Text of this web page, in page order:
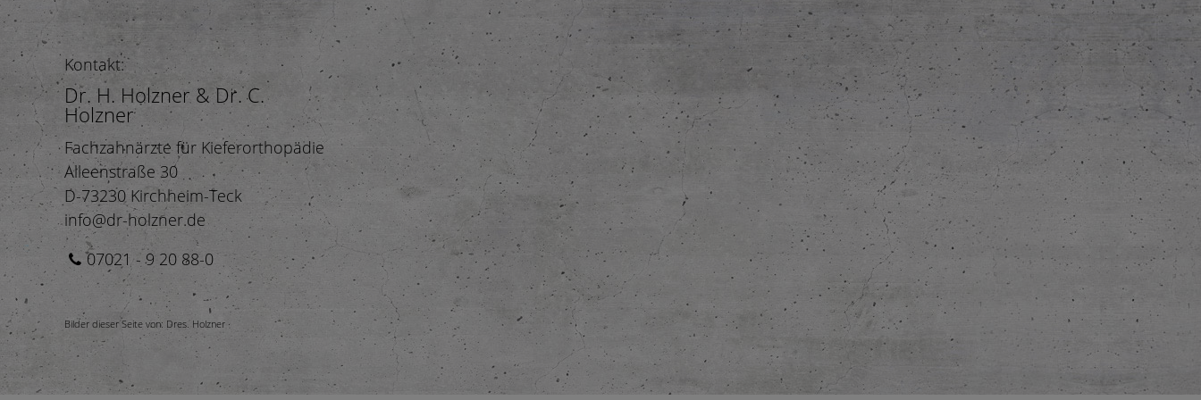
Kontakt:
Dr. H. Holzner & Dr. C.
Holzner
Fachzahnärzte für Kieferorthopädie
Alleenstraße 30
D-73230 Kirchheim-Teck
info@dr-holzner.de
07021 - 9 20 88-0
Bilder dieser Seite von: Dres. Holzner ·